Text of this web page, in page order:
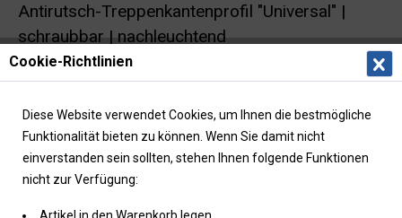
Antirutsch-Treppenkantenprofil "Universal" |
schraubbar | nachleuchtend
Cookie-Richtlinien
Diese Website verwendet Cookies, um Ihnen die bestmögliche
Funktionalität bieten zu können. Wenn Sie damit nicht
einverstanden sein sollten, stehen Ihnen folgende Funktionen
nicht zur Verfügung:
Artikel in den Warenkorb legen